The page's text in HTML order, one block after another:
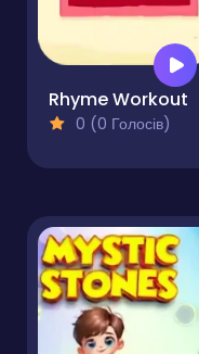
Rhyme Workout
0 (0 Голосів)